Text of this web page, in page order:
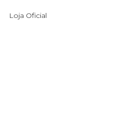
Loja Oficial